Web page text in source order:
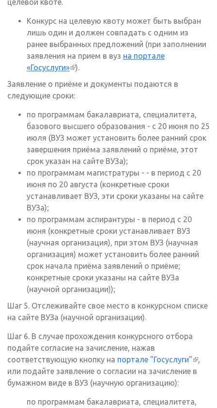
целевой квоте.
Конкурс на целевую квоту может быть выбран
лишь один и должен совпадать с одним из
ранее выбранных предложений (при заполнении
заявления на прием в вуз на портале
«Госуслуги»(внешняя ссылка)
).
Заявление о приёме и документы подаются в
следующие сроки:
по программам бакалавриата, специалитета,
базового высшего образования - с 20 июня по 25
июля (ВУЗ может установить более ранний срок
завершения приёма заявлений о приёме, этот
срок указан на сайте ВУЗа);
по программам магистратуры - - в период с 20
июня по 20 августа (конкретные сроки
устанавливает ВУЗ, эти сроки указаны на сайте
ВУЗа);
по программам аспирантуры - в период с 20
июня (конкретные сроки устанавливает ВУЗ
(научная организация), при этом ВУЗ (научная
организация) может установить более ранний
срок начала приёма заявлений о приёме;
конкретные сроки указаны на сайте ВУЗа
(научной организации));
Шаг 5. Отслеживайте свое место в конкурсном списке
на сайте ВУЗа (научной организации).
Шаг 6. В случае прохождения конкурсного отбора
подайте согласие на зачисление, нажав
соответствующую кнопку на портале "Госуслуги"
,
или подайте заявление о согласии на зачисление в
бумажном виде в ВУЗ (научную организацию):
по программам бакалавриата, специалитета,